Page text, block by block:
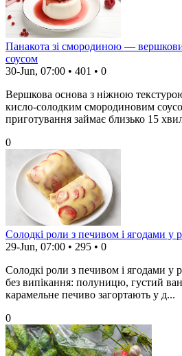
Панакота зі смородиною —
соусом
30-Jun, 07:00 • 401 • 0
Вершкова основа з ніжною
кисло-солодким смородиновим
приготування займає близько 15
0
Солодкі роли з печивом і ягодами у
29-Jun, 07:00 • 295 • 0
Солодкі роли з печивом і ягодами у
без випікання: полуницю, густий
карамельне печиво загортають у д...
0